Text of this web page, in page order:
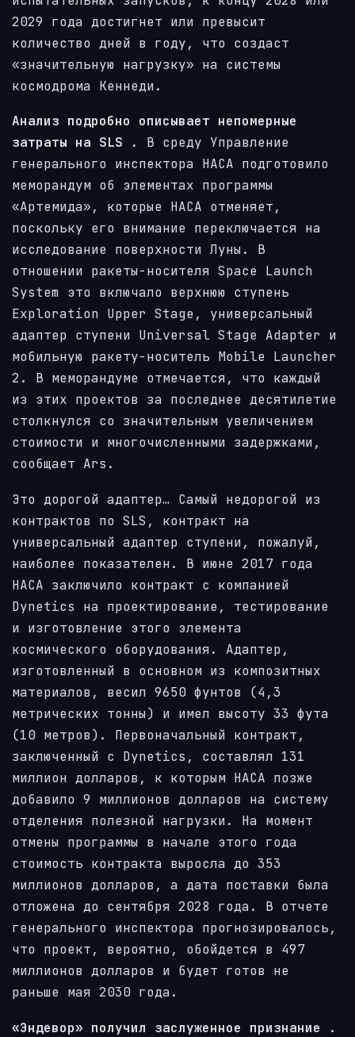
2029 года достигнет или превысит
количество дней в году, что создаст
«значительную нагрузку» на системы
космодрома Кеннеди.
Анализ подробно описывает непомерные
затраты на SLS . В среду Управление
генерального инспектора НАСА подготовило
меморандум об элементах программы
«Артемида», которые НАСА отменяет,
поскольку его внимание переключается на
исследование поверхности Луны. В
отношении ракеты-носителя Space Launch
System это включало верхнюю ступень
Exploration Upper Stage, универсальный
адаптер ступени Universal Stage Adapter и
мобильную ракету-носитель Mobile Launcher
2. В меморандуме отмечается, что каждый
из этих проектов за последнее десятилетие
столкнулся со значительным увеличением
стоимости и многочисленными задержками,
сообщает Ars.
Это дорогой адаптер… Самый недорогой из
контрактов по SLS, контракт на
универсальный адаптер ступени, пожалуй,
наиболее показателен. В июне 2017 года
НАСА заключило контракт с компанией
Dynetics на проектирование, тестирование
и изготовление этого элемента
космического оборудования. Адаптер,
изготовленный в основном из композитных
материалов, весил 9650 фунтов (4,3
метрических тонны) и имел высоту 33 фута
(10 метров). Первоначальный контракт,
заключенный с Dynetics, составлял 131
миллион долларов, к которым НАСА позже
добавило 9 миллионов долларов на систему
отделения полезной нагрузки. На момент
отмены программы в начале этого года
стоимость контракта выросла до 353
миллионов долларов, а дата поставки была
отложена до сентября 2028 года. В отчете
генерального инспектора прогнозировалось,
что проект, вероятно, обойдется в 497
миллионов долларов и будет готов не
раньше мая 2030 года.
«Эндевор» получил заслуженное признание .